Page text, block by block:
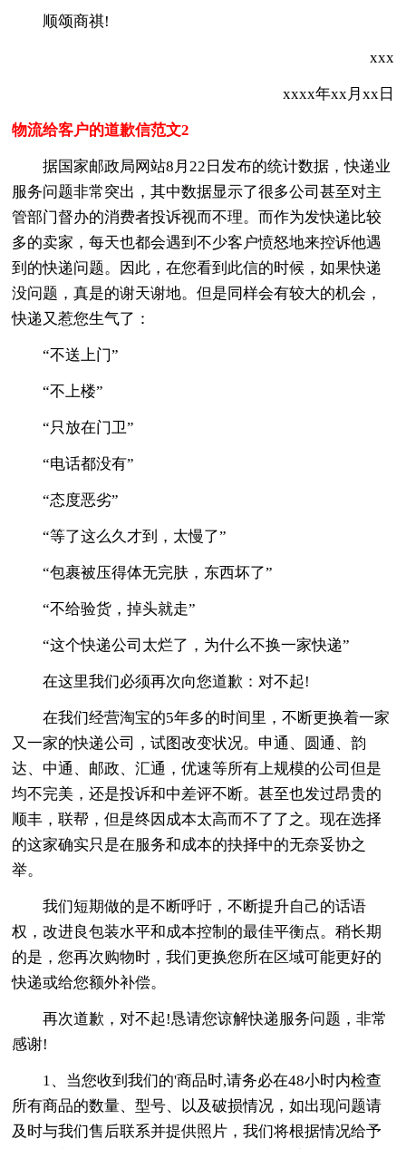
顺颂商祺!
xxx
xxxx年xx月xx日
物流给客户的道歉信范文2
据国家邮政局网站8月22日发布的统计数据，快递业
服务问题非常突出，其中数据显示了很多公司甚至对主
管部门督办的消费者投诉视而不理。而作为发快递比较
多的卖家，每天也都会遇到不少客户愤怒地来控诉他遇
到的快递问题。因此，在您看到此信的时候，如果快递
没问题，真是的谢天谢地。但是同样会有较大的机会，
快递又惹您生气了：
“不送上门”
“不上楼”
“只放在门卫”
“电话都没有”
“态度恶劣”
“等了这么久才到，太慢了”
“包裹被压得体无完肤，东西坏了”
“不给验货，掉头就走”
“这个快递公司太烂了，为什么不换一家快递”
在这里我们必须再次向您道歉：对不起!
在我们经营淘宝的5年多的时间里，不断更换着一家
又一家的快递公司，试图改变状况。申通、圆通、韵
达、中通、邮政、汇通，优速等所有上规模的公司但是
均不完美，还是投诉和中差评不断。甚至也发过昂贵的
顺丰，联帮，但是终因成本太高而不了了之。现在选择
的这家确实只是在服务和成本的抉择中的无奈妥协之
举。
我们短期做的是不断呼吁，不断提升自己的话语
权，改进良包装水平和成本控制的最佳平衡点。稍长期
的是，您再次购物时，我们更换您所在区域可能更好的
快递或给您额外补偿。
再次道歉，对不起!恳请您谅解快递服务问题，非常
感谢!
1、当您收到我们的'商品时,请务必在48小时内检查
所有商品的数量、型号、以及破损情况，如出现问题请
及时与我们售后联系并提供照片，我们将根据情况给予